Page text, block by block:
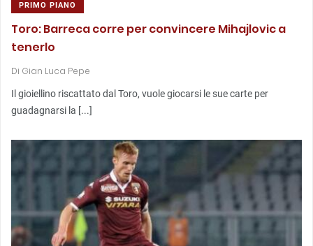
PRIMO PIANO
Toro: Barreca corre per convincere Mihajlovic a
tenerlo
Di Gian Luca Pepe
Il gioiellino riscattato dal Toro, vuole giocarsi le sue carte per
guadagnarsi la [...]